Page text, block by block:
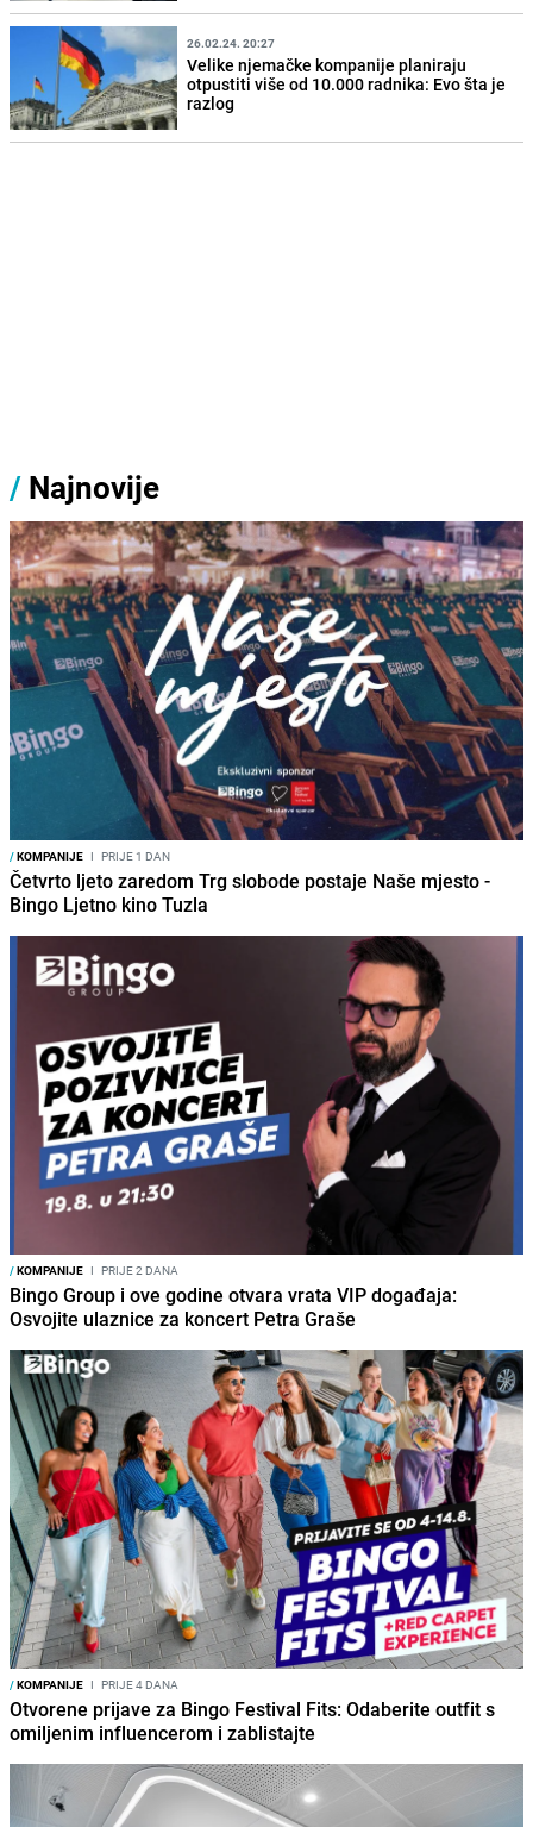
26.02.24. 20:27
Velike njemačke kompanije planiraju
otpustiti više od 10.000 radnika: Evo šta je
razlog
/ Najnovije
/KOMPANIJE I PRIJE 1 DAN
Četvrto ljeto zaredom Trg slobode postaje Naše mjesto -
Bingo Ljetno kino Tuzla
/KOMPANIJE I PRIJE 2 DANA
Bingo Group i ove godine otvara vrata VIP događaja:
Osvojite ulaznice za koncert Petra Graše
/KOMPANIJE I PRIJE 4 DANA
Otvorene prijave za Bingo Festival Fits: Odaberite outfit s
omiljenim influencerom i zablistajte